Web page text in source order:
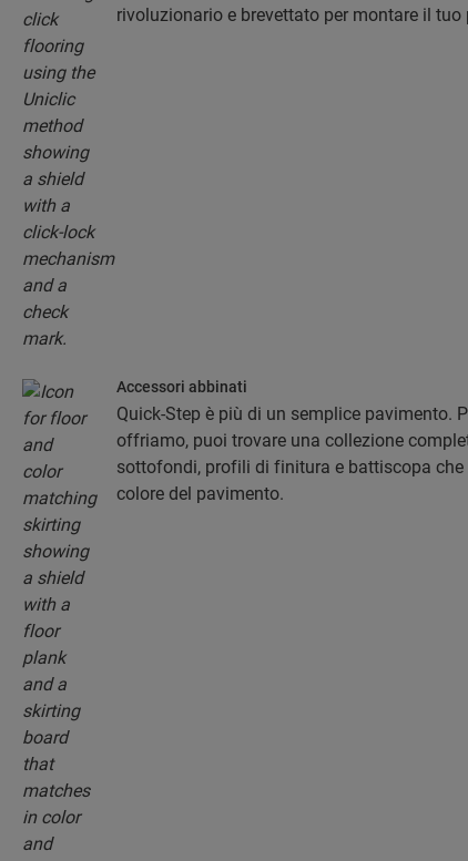
rivoluzionario e brevettato per montare il
Accessori abbinati
Quick-Step è più di un semplice pavimento.
offriamo, puoi trovare una collezione
sottofondi, profili di finitura e battiscopa
colore del pavimento.